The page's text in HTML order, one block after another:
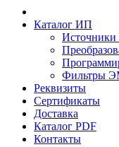
Каталог ИП
Источники
Фильтры
Реквизиты
Сертификаты
Доставка
Каталог PDF
Контакты